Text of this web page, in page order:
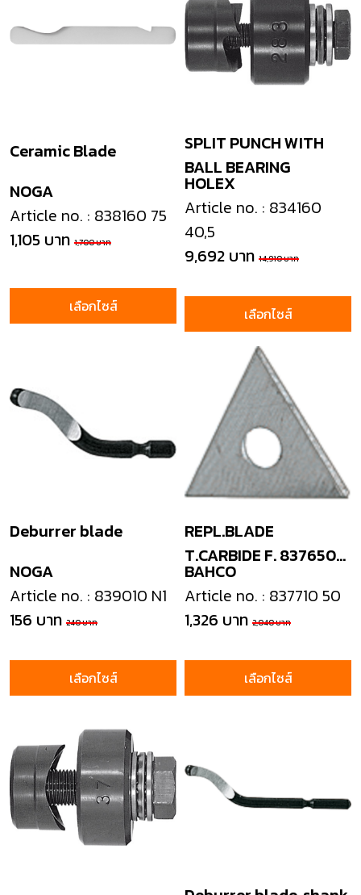
NOGA
Ceramic Blade
Article no. : 838160 75
1,105 บาท 1,700 บาท
เลือกไซส์
HOLEX
SPLIT PUNCH WITH
BALL BEARING
Article no. : 834160
40,5
9,692 บาท 14,910 บาท
เลือกไซส์
NOGA
Deburrer blade
Article no. : 839010 N1
156 บาท 240 บาท
เลือกไซส์
BAHCO
REPL.BLADE
T.CARBIDE F. 837650
442
Article no. : 837710 50
1,326 บาท 2,040 บาท
เลือกไซส์